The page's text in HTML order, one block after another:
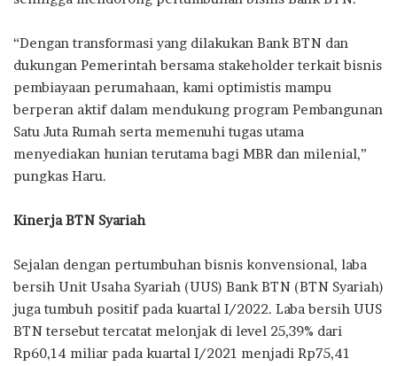
“Dengan transformasi yang dilakukan Bank BTN dan
dukungan Pemerintah bersama stakeholder terkait bisnis
pembiayaan perumahaan, kami optimistis mampu
berperan aktif dalam mendukung program Pembangunan
Satu Juta Rumah serta memenuhi tugas utama
menyediakan hunian terutama bagi MBR dan milenial,”
pungkas Haru.
Kinerja BTN Syariah
Sejalan dengan pertumbuhan bisnis konvensional, laba
bersih Unit Usaha Syariah (UUS) Bank BTN (BTN Syariah)
juga tumbuh positif pada kuartal I/2022. Laba bersih UUS
BTN tersebut tercatat melonjak di level 25,39% dari
Rp60,14 miliar pada kuartal I/2021 menjadi Rp75,41